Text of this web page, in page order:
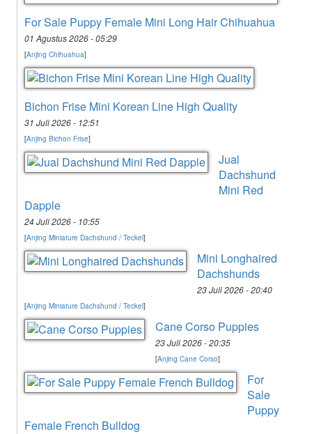
For Sale Puppy Female Mini Long Hair Chihuahua
01 Agustus 2026 - 05:29
[Anjing Chihuahua]
Bichon Frise Mini Korean Line High Quality
31 Juli 2026 - 12:51
[Anjing Bichon Frise]
Jual
Dachshund
Mini Red
Dapple
24 Juli 2026 - 10:55
[Anjing Miniature Dachshund / Teckel]
Mini Longhaired
Dachshunds
23 Juli 2026 - 20:40
[Anjing Miniature Dachshund / Teckel]
Cane Corso Puppies
23 Juli 2026 - 20:35
[Anjing Cane Corso]
For
Sale
Puppy
Female French Bulldog